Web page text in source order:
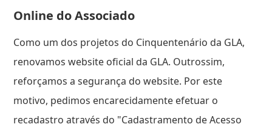
Online do Associado
Como um dos projetos do Cinquentenário da GLA,
renovamos website oficial da GLA. Outrossim,
reforçamos a segurança do website. Por este
motivo, pedimos encarecidamente efetuar o
recadastro através do "Cadastramento de Acesso